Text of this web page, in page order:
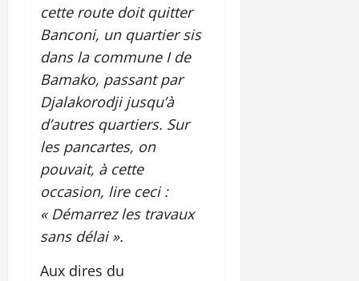
cette route doit quitter
Banconi, un quartier sis
dans la commune I de
Bamako, passant par
Djalakorodji jusqu’à
d’autres quartiers. Sur
les pancartes, on
pouvait, à cette
occasion, lire ceci :
« Démarrez les travaux
sans délai ».
Aux dires du